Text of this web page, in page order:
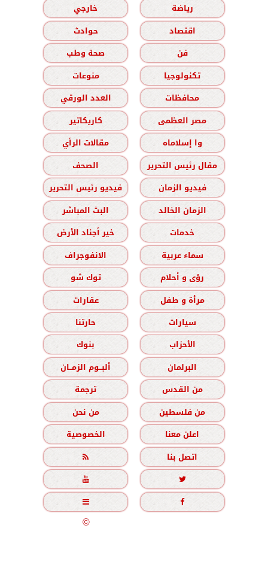
رياضة
خارجي
اقتصاد
حوادث
فن
صحة وطب
تكنولوجيا
منوعات
محافظات
العدد الورقي
مصر العظمى
كاريكاتير
وا إسلاماه
مقالات الرأي
مقال رئيس التحرير
الصحف
فيديو الزمان
فيديو رئيس التحرير
الزمان الخالد
البث المباشر
خدمات
خير أجناد الأرض
سماء عربية
الانفوجراف
رؤى و أحلام
توك شو
مرأة و طفل
عقارات
سيارات
حارتنا
الأحزاب
بنوك
البرلمان
ألبــوم الزمــان
من القدس
ترجمة
من فلسطين
من نحن
اعلن معنا
الخصوصية
اتصل بنا





جميع الحقوق محفوظة©